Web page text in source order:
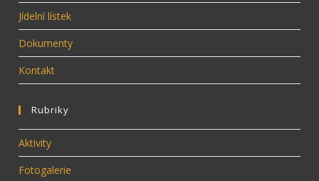
Jídelní lístek
Dokumenty
Kontakt
Rubriky
Aktivity
Fotogalerie